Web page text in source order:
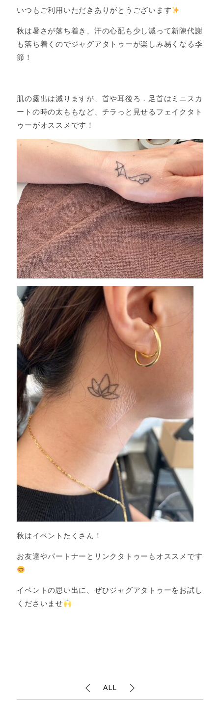
いつもご利用いただきありがとうございます
秋は暑さが落ち着き、汗の心配も少し減って新陳代謝
も落ち着くのでジャグアタトゥーが楽しみ易くなる季
節！
肌の露出は減りますが、首や耳後ろ．足首はミニスカ
ートの時の太ももなど、チラっと見せるフェイクタト
ゥーがオススメです！
秋はイベントたくさん！
お友達やパートナーとリンクタトゥーもオススメです
イベントの思い出に、ぜひジャグアタトゥーをお試し
くださいませ
ALL